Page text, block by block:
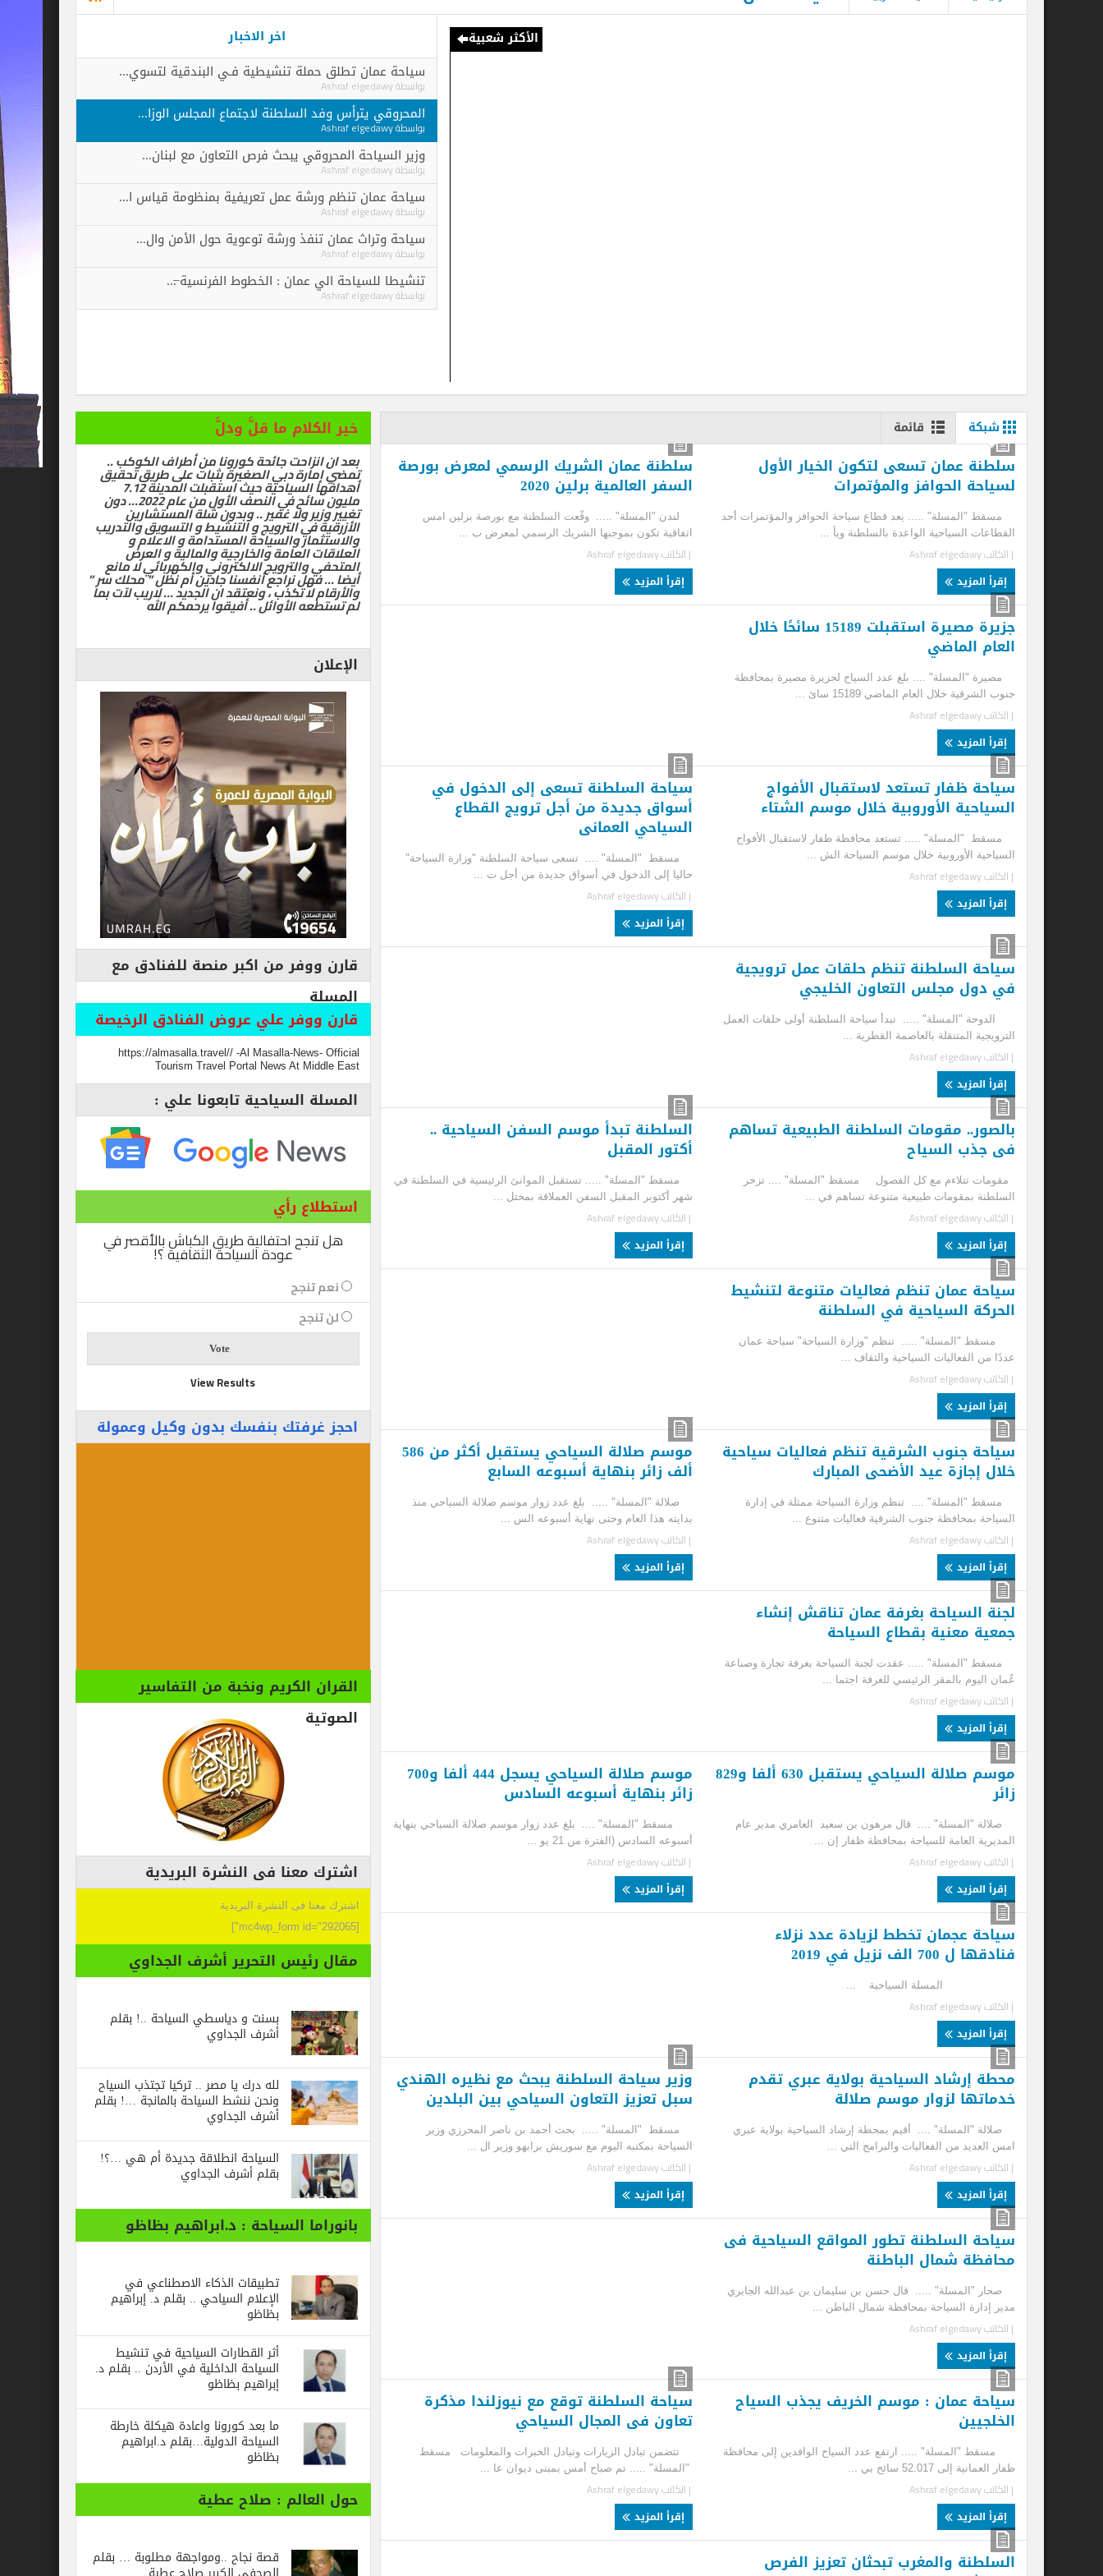
الأكثر شعبية
اخر الاخبار
سياحة عمان تطلق حملة تنشيطية فـي البندقية لتسوي...
Ashraf elgedawy
المحروقي يترأس وفد السلطنة لاجتماع المجلس الوزا...
Ashraf elgedawy
وزير السياحة المحروقي يبحث فرص التعاون مع لبنان...
Ashraf elgedawy
سياحة عمان تنظم ورشة عمل تعريفية بمنظومة قياس ا...
Ashraf elgedawy
سياحة وتراث عمان تنفذ ورشة توعوية حول الأمن وال...
Ashraf elgedawy
تنشيطا للسياحة الي عمان : الخطوط الفرنسية ̶...
Ashraf elgedawy
قائمة
سلطنة عمان تسعى لتكون الخيار الأول
لسياحة الحوافز والمؤتمرات
مسقط "المسلة" ..... يعد قطاع سياحة الحوافز والمؤتمرات أحد
القطاعات السياحية الواعدة بالسلطنة ويأ ...
Ashraf elgedawy
سلطنة عمان الشريك الرسمي لمعرض بورصة
السفر العالمية برلين 2020
لندن "المسلة" ..... وقّعت السلطنة مع بورصة برلين امس
اتفاقية تكون بموجبها الشريك الرسمي لمعرض ب ...
Ashraf elgedawy
جزيرة مصيرة استقبلت 15189 سائحًا خلال
العام الماضي
مصيرة "المسلة" .... بلغ عدد السياح لجزيرة مصيرة بمحافظة
جنوب الشرقية خلال العام الماضي 15189 سائ ...
Ashraf elgedawy
سياحة ظفار تستعد لاستقبال الأفواج
السياحية الأوروبية خلال موسم الشتاء
مسقط "المسلة" ..... تستعد محافظة ظفار لاستقبال الأفواج
السياحية الأوروبية خلال موسم السياحة الش ...
Ashraf elgedawy
سياحة السلطنة تسعى إلى الدخول في
أسواق جديدة من أجل ترويج القطاع
السياحي العمانى
مسقط "المسلة" .... تسعى سياحة السلطنة "وزارة السياحة"
حاليا إلى الدخول في أسواق جديدة من أجل ت ...
Ashraf elgedawy
سياحة السلطنة تنظم حلقات عمل ترويجية
في دول مجلس التعاون الخليجي
الدوحة "المسلة" ..... تبدأ سياحة السلطنة أولى حلقات العمل
الترويجية المتنقلة بالعاصمة القطرية ...
Ashraf elgedawy
بالصور.. مقومات السلطنة الطبيعية تساهم
فى جذب السياح
مقومات تتلاءم مع كل الفصول مسقط "المسلة" .... تزخر
السلطنة بمقومات طبيعية متنوعة تساهم في ...
Ashraf elgedawy
السلطنة تبدأ موسم السفن السياحية ..
أكتور المقبل
مسقط "المسلة" ..... تستقبل الموانئ الرئيسية في السلطنة في
شهر أكتوبر المقبل السفن العملاقة بمختل ...
Ashraf elgedawy
سياحة عمان تنظم فعاليات متنوعة لتنشيط
الحركة السياحية في السلطنة
مسقط "المسلة" ..... تنظم "وزارة السياحة" سياحة عمان
عددًا من الفعاليات السياحية والثقاف ...
Ashraf elgedawy
سياحة جنوب الشرقية تنظم فعاليات سياحية
خلال إجازة عيد الأضحى المبارك
مسقط "المسلة" .... تنظم وزارة السياحة ممثلة في إدارة
السياحة بمحافظة جنوب الشرقية فعاليات متنوع ...
Ashraf elgedawy
موسم صلالة السياحي يستقبل أكثر من 586
ألف زائر بنهاية أسبوعه السابع
صلالة "المسلة" ..... بلغ عدد زوار موسم صلالة السياحي منذ
بدايته هذا العام وحتى نهاية أسبوعه الس ...
Ashraf elgedawy
لجنة السياحة بغرفة عمان تناقش إنشاء
جمعية معنية بقطاع السياحة
مسقط "المسلة" ..... عقدت لجنة السياحة بغرفة تجارة وصناعة
عُمان اليوم بالمقر الرئيسي للغرفة اجتما ...
Ashraf elgedawy
موسم صلالة السياحي يستقبل 630 ألفا و829
صلالة "المسلة" .... قال مرهون بن سعيد العامري مدير عام
المديرية العامة للسياحة بمحافظة ظفار إن ...
Ashraf elgedawy
موسم صلالة السياحي يسجل 444 ألفا و700
زائر بنهاية أسبوعه السادس
مسقط "المسلة" .... بلغ عدد زوار موسم صلالة السياحي بنهاية
أسبوعه السادس (الفترة من 21 يو ...
Ashraf elgedawy
سياحة عجمان تخطط لزيادة عدد نزلاء
فنادقها ل 700 الف نزيل في 2019
المسلة السياحية ...
Ashraf elgedawy
محطة إرشاد السياحية بولاية عبري تقدم
خدماتها لزوار موسم صلالة
صلالة "المسلة" .... أقيم بمحطة إرشاد السياحية بولاية عبري
امس العديد من الفعاليات والبرامج التي ...
Ashraf elgedawy
وزير سياحة السلطنة يبحث مع نظيره الهندي
سبل تعزيز التعاون السياحي بين البلدين
مسقط "المسلة" ..... بحث أحمد بن ناصر المحرزي وزير
السياحة بمكتبه اليوم مع سوريش برابهو وزير ال ...
Ashraf elgedawy
سياحة السلطنة تطور المواقع السياحية فى
محافظة شمال الباطنة
صحار "المسلة" ..... قال حسن بن سليمان بن عبدالله الجابري
مدير إدارة السياحة بمحافظة شمال الباطن ...
Ashraf elgedawy
سياحة عمان : موسم الخريف يجذب السياح
مسقط "المسلة" ..... ارتفع عدد السياح الوافدين إلى محافظة
ظفار العمانية إلى 52.017 سائح بي ...
Ashraf elgedawy
سياحة السلطنة توقع مع نيوزلندا مذكرة
تعاون فى المجال السياحي
تتضمن تبادل الزيارات وتبادل الخبرات والمعلومات مسقط
"المسلة" ..... تم صباح أمس بمبنى ديوان عا ...
Ashraf elgedawy
السلطنة والمغرب تبحثان تعزيز الفرص
خير الكلام ما قلَّ ودلَّ
بعد ان انزاحت جائحة كورونا من أطراف الكوكب ..
تمضي إمارة دبي الصغيرة بثبات على طريق تحقيق
أهدافها السياحية حيث استقبلت المدينة 7.12
مليون سائح في النصف الأول من عام 2022… دون
تغيير وزير ولا غفير .. وبدون شلة المستشارين
الأزرقية في الترويج و التنشيط و التسويق والتدريب
والاستثمار والسياحة المستدامة و الاعلام و
العلاقات العامة والخارجية والمالية و العرض
المتحفي والترويج الالكتروني والكهربائي لا مانع
أيضا … فهل نراجع أنفسنا جادين أم نظل ” محلك سر ”
والأرقام لا تكذب ، ونعتقد ان الجديد … لاريب لآت بما
لم تستطعه الأوائل .. أفيقوا يرحمكم الله
قارن ووفر من اكبر منصة للفنادق مع
المسلة
قارن ووفر علي عروض الفنادق الرخيصة
https://almasalla.travel// -Al Masalla-News- Official
Tourism Travel Portal News At Middle East
المسلة السياحية تابعونا علي :
استطلاع رأي
هل تنجح احتفالية طريق الكباش بالأقصر في
عودة السياحة الثقافية ؟!
نعم تنجح
View Results
احجز غرفتك بنفسك بدون وكيل وعمولة
القران الكريم ونخبة من التفاسير
اشترك معنا فى النشرة البريدية
اشترك معنا فى النشرة البريدية
مقال رئيس التحرير أشرف الجداوي
بسنت و دياسطي السياحة ..! بقلم
أشرف الجداوي
لله درك يا مصر .. تركيا تجتذب السياح
ونحن ننشط السياحة بالمانجة …! بقلم
أشرف الجداوي
السياحة انطلاقة جديدة أم هي …؟!
بقلم أشرف الجداوي
بانوراما السياحة : د.ابراهيم بظاظو
تطبيقات الذكاء الاصطناعي في
الإعلام السياحي .. بقلم د. إبراهيم
بظاظو
أثر القطارات السياحية في تنشيط
السياحة الداخلية في الأردن .. بقلم د.
إبراهيم بظاظو
ما بعد كورونا واعادة هيكلة خارطة
السياحة الدولية…بقلم د.ابراهيم
بظاظو
حول العالم : صلاح عطية
قصة نجاح ..ومواجهة مطلوبة … بقلم